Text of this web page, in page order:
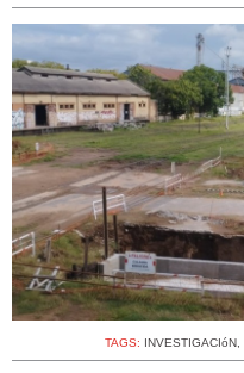
TAGS: INVESTIGACIóN,